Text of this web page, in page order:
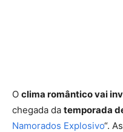
O clima romântico vai
chegada da temporada
Namorados Explosivo“.